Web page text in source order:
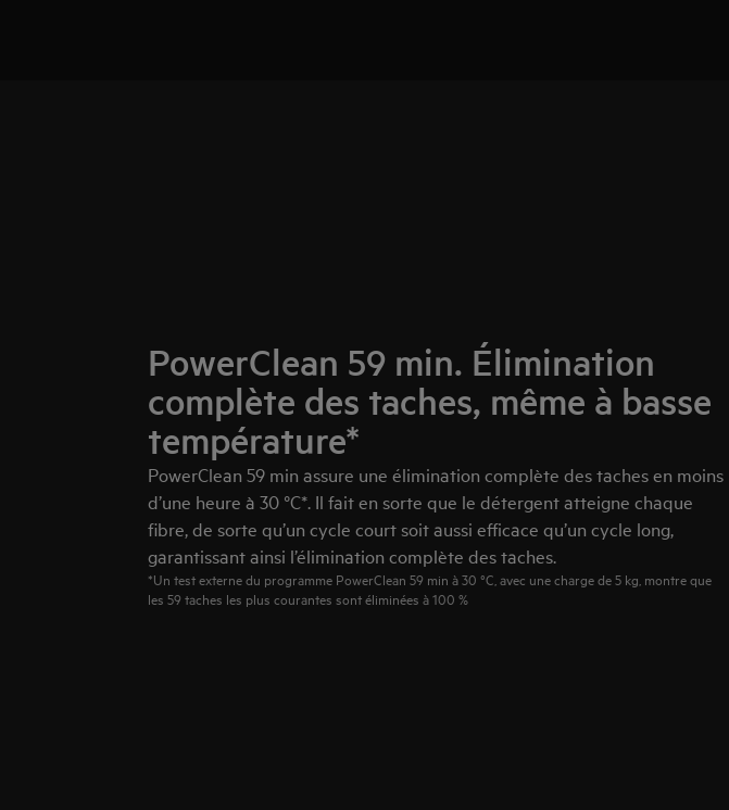
PowerClean 59 min. Élimination
complète des taches, même à basse
température*
PowerClean 59 min assure une élimination complète des taches en moins
d’une heure à 30 °C*. Il fait en sorte que le détergent atteigne chaque
fibre, de sorte qu’un cycle court soit aussi efficace qu’un cycle long,
garantissant ainsi l’élimination complète des taches.
*Un test externe du programme PowerClean 59 min à 30 °C, avec une charge de 5 kg, montre que
les 59 taches les plus courantes sont éliminées à 100 %